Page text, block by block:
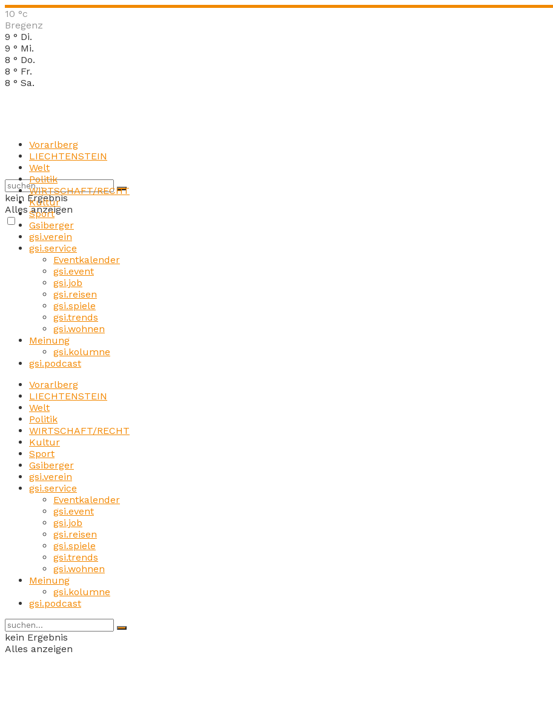
10 °c
Bregenz
9 ° Di.
9 ° Mi.
8 ° Do.
8 ° Fr.
8 ° Sa.
kein Ergebnis
Alles anzeigen
Vorarlberg
LIECHTENSTEIN
Welt
Politik
WIRTSCHAFT/RECHT
Kultur
Sport
Gsiberger
gsi.verein
gsi.service
Eventkalender
gsi.event
gsi.job
gsi.reisen
gsi.spiele
gsi.trends
gsi.wohnen
Meinung
gsi.kolumne
gsi.podcast
Vorarlberg
LIECHTENSTEIN
Welt
Politik
WIRTSCHAFT/RECHT
Kultur
Sport
Gsiberger
gsi.verein
gsi.service
Eventkalender
gsi.event
gsi.job
gsi.reisen
gsi.spiele
gsi.trends
gsi.wohnen
Meinung
gsi.kolumne
gsi.podcast
kein Ergebnis
Alles anzeigen